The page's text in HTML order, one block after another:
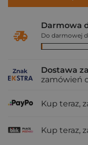
Darmowa
Do darmowej
Dostawa
zamówień
Kup teraz,
Kup teraz,